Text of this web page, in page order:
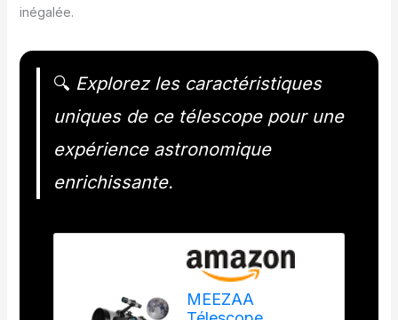
inégalée.
🔍 Explorez les caractéristiques
uniques de ce télescope pour une
expérience astronomique
enrichissante.
MEEZAA